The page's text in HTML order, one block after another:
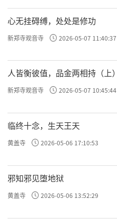
心无挂碍缚，处处是修功
新郑寺观音寺 2026-05-07 11:40:37
人皆衡彼值，品金两相持（上）
新郑寺观音寺 2026-05-07 10:45:44
临终十念，生天王天
黄盖寺 2026-05-06 17:10:53
邪知邪见堕地狱
黄盖寺 2026-05-06 13:52:29